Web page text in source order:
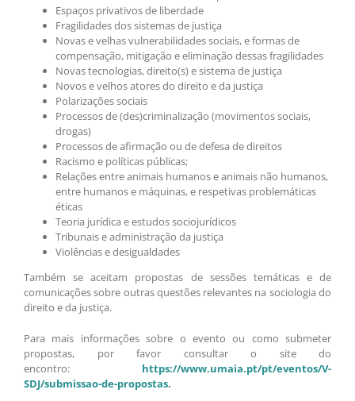
Espaços privativos de liberdade
Fragilidades dos sistemas de justiça
Novas e velhas vulnerabilidades sociais, e formas de
compensação, mitigação e eliminação dessas fragilidades
Novas tecnologias, direito(s) e sistema de justiça
Novos e velhos atores do direito e da justiça
Polarizações sociais
Processos de (des)criminalização (movimentos sociais,
drogas)
Processos de afirmação ou de defesa de direitos
Racismo e políticas públicas;
Relações entre animais humanos e animais não humanos,
entre humanos e máquinas, e respetivas problemáticas
éticas
Teoria jurídica e estudos sociojurídicos
Tribunais e administração da justiça
Violências e desigualdades
Também se aceitam propostas de sessões temáticas e de
comunicações sobre outras questões relevantes na sociologia do
direito e da justiça.
Para mais informações sobre o evento ou como submeter
propostas, por favor consultar o site do
encontro: https://www.umaia.pt/pt/eventos/V-
SDJ/submissao-de-propostas.